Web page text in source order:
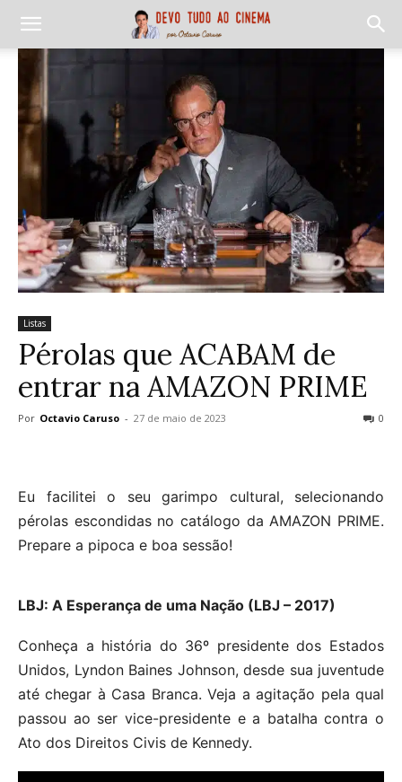
Listas
Pérolas que ACABAM de
entrar na AMAZON PRIME
Por Octavio Caruso - 27 de maio de 2023 0
Eu facilitei o seu garimpo cultural, selecionando
pérolas escondidas no catálogo da AMAZON PRIME.
Prepare a pipoca e boa sessão!
LBJ: A Esperança de uma Nação (LBJ – 2017)
Conheça a história do 36º presidente dos Estados
Unidos, Lyndon Baines Johnson, desde sua juventude
até chegar à Casa Branca. Veja a agitação pela qual
passou ao ser vice-presidente e a batalha contra o
Ato dos Direitos Civis de Kennedy.